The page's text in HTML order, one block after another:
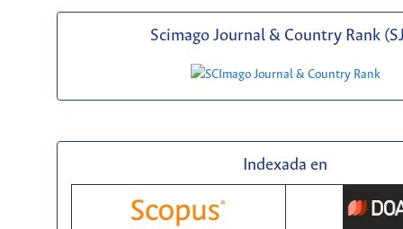
Scimago Journal & Country Rank
Indexada en